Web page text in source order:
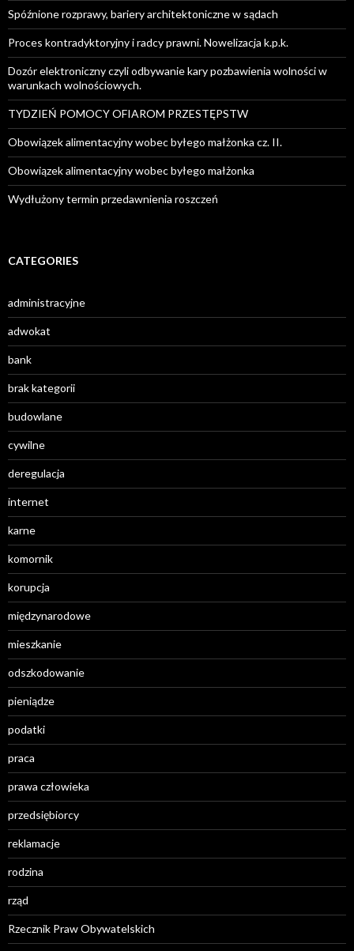
Spóźnione rozprawy, bariery architektoniczne w sądach
Proces kontradyktoryjny i radcy prawni. Nowelizacja k.p.k.
Dozór elektroniczny czyli odbywanie kary pozbawienia wolności w
warunkach wolnościowych.
TYDZIEŃ POMOCY OFIAROM PRZESTĘPSTW
Obowiązek alimentacyjny wobec byłego małżonka cz. II.
Obowiązek alimentacyjny wobec byłego małżonka
Wydłużony termin przedawnienia roszczeń
CATEGORIES
administracyjne
adwokat
bank
brak kategorii
budowlane
cywilne
deregulacja
internet
karne
komornik
korupcja
międzynarodowe
mieszkanie
odszkodowanie
pieniądze
podatki
praca
prawa człowieka
przedsiębiorcy
reklamacje
rodzina
rząd
Rzecznik Praw Obywatelskich